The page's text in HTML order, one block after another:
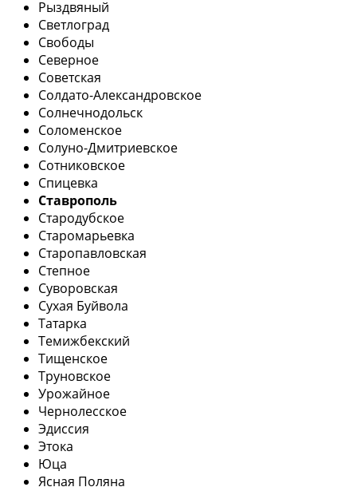
Рыздвяный
Светлоград
Свободы
Северное
Советская
Солдато-Александровское
Солнечнодольск
Соломенское
Солуно-Дмитриевское
Сотниковское
Спицевка
Ставрополь
Стародубское
Старомарьевка
Старопавловская
Степное
Суворовская
Сухая Буйвола
Татарка
Темижбекский
Тищенское
Труновское
Урожайное
Чернолесское
Эдиссия
Этока
Юца
Ясная Поляна